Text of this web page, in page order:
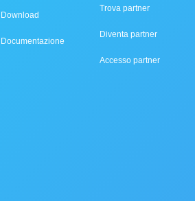
Download
Documentazione
Trova partner
Diventa partner
Accesso partner